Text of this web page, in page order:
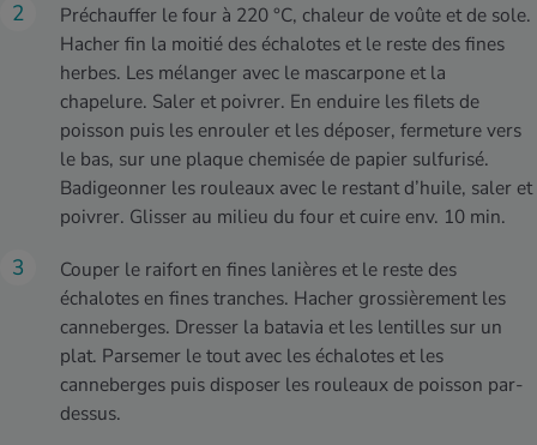
Préchauffer le four à 220 °C, chaleur de voûte et de sole.
Hacher fin la moitié des échalotes et le reste des fines
herbes. Les mélanger avec le mascarpone et la
chapelure. Saler et poivrer. En enduire les filets de
poisson puis les enrouler et les déposer, fermeture vers
le bas, sur une plaque chemisée de papier sulfurisé.
Badigeonner les rouleaux avec le restant d’huile, saler et
poivrer. Glisser au milieu du four et cuire env. 10 min.
Couper le raifort en fines lanières et le reste des
échalotes en fines tranches. Hacher grossièrement les
canneberges. Dresser la batavia et les lentilles sur un
plat. Parsemer le tout avec les échalotes et les
canneberges puis disposer les rouleaux de poisson par-
dessus.